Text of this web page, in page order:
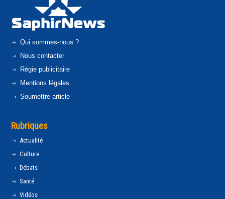
Qui sommes-nous ?
Nous contacter
Régie publicitaire
Mentions légales
Soumettre article
Rubriques
Actualité
Culture
Débats
Santé
Vidéos